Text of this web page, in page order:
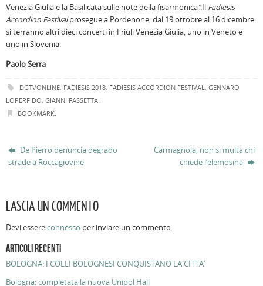
Venezia Giulia e la Basilicata sulle note della fisarmonica”.Il Fadiesis
Accordion Festivalprosegue a Pordenone, dal 19 ottobre al 16 dicembre
si terranno altri dieci concerti in Friuli Venezia Giulia, uno in Veneto e
uno in Slovenia.
Paolo Serra
DGTVONLINE, FADIESIS 2018, FADIESIS ACCORDION FESTIVAL, GENNARO
LOPERFIDO, GIANNI FASSETTA.
BOOKMARK.
De Pierro denuncia degrado
strade a Roccagiovine
Carmagnola, non si multa chi
chiede l’elemosina
LASCIA UN COMMENTO
Devi essereconnesso per inviare un commento.
ARTICOLI RECENTI
BOLOGNA: I COLLI BOLOGNESI CONQUISTANO LA CITTA’
Bologna: completata la nuova Unipol Hall